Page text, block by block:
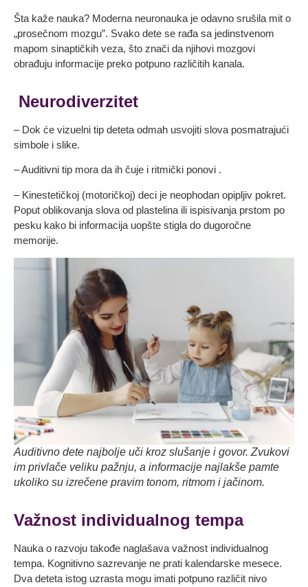
Šta kaže nauka? Moderna neuronauka je odavno srušila mit o
„prosečnom mozgu”. Svako dete se rađa sa jedinstvenom
mapom sinaptičkih veza, što znači da njihovi mozgovi
obrađuju informacije preko potpuno različitih kanala.
Neurodiverzitet
– Dok će vizuelni tip deteta odmah usvojiti slova posmatrajući
simbole i slike.
– Auditivni tip mora da ih čuje i ritmički ponovi .
– Kinestetičkoj (motoričkoj) deci je neophodan opipljiv pokret.
Poput oblikovanja slova od plastelina ili ispisivanja prstom po
pesku kako bi informacija uopšte stigla do dugoročne
memorije.
Auditivno dete najbolje uči kroz slušanje i govor. Zvukovi
im privlače veliku pažnju, a informacije najlakše pamte
ukoliko su izrečene pravim tonom, ritmom i jačinom.
Važnost individualnog tempa
Nauka o razvoju takođe naglašava važnost individualnog
tempa. Kognitivno sazrevanje ne prati kalendarske mesece.
Dva deteta istog uzrasta mogu imati potpuno različit nivo